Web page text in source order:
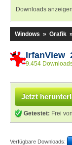
Downloads
Windows » Grafik »
IrfanView
9.454
Jetzt
Getestet: Frei
Verfügbare Downloads: